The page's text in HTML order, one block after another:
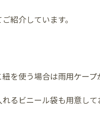
紹介しています。
を使う場合は雨用ケー
るビニール袋も用意して